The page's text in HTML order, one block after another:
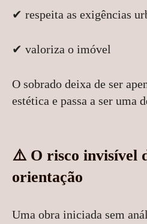
✔ respeita as exigências
✔ valoriza o imóvel
O sobrado deixa de ser
estética e passa a ser uma
⚠️ O risco invisível
orientação
Uma obra iniciada sem